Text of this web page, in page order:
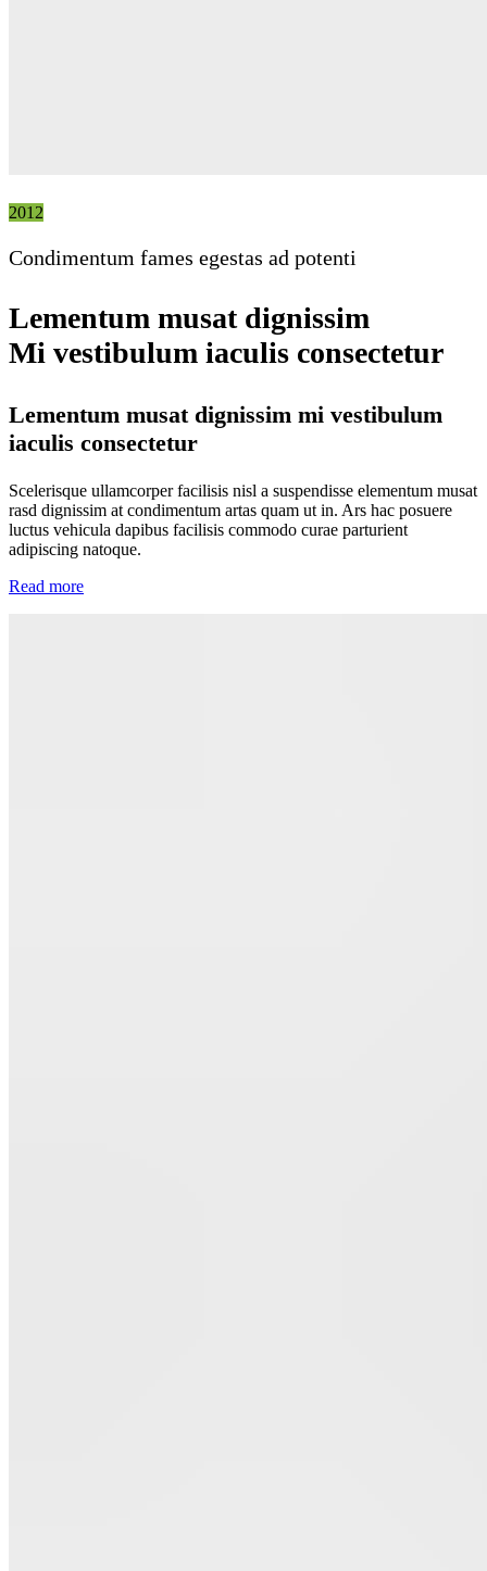
2012
Condimentum fames egestas ad potenti
Lementum musat dignissim
Mi vestibulum iaculis consectetur
Lementum musat dignissim mi vestibulum
iaculis consectetur
Scelerisque ullamcorper facilisis nisl a suspendisse elementum musat
rasd dignissim at condimentum artas quam ut in. Ars hac posuere
luctus vehicula dapibus facilisis commodo curae parturient
adipiscing natoque.
Read more